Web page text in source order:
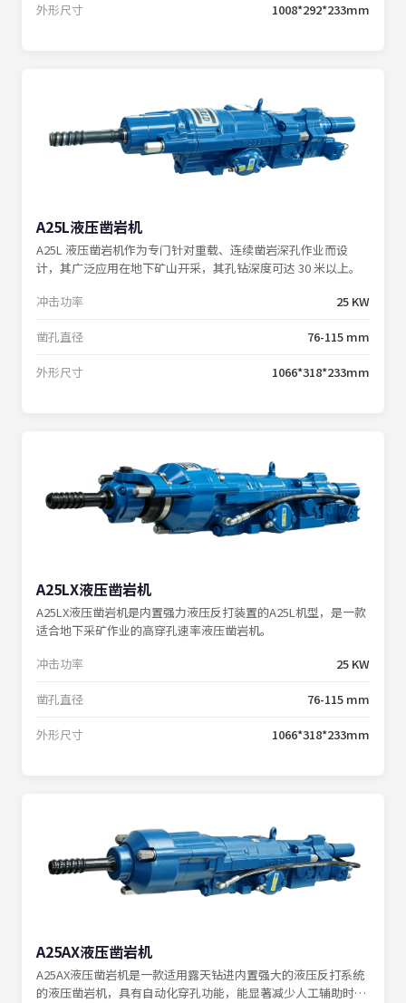
外形尺寸 1008*292*233mm
A25L液压凿岩机
A25L 液压凿岩机作为专门针对重载、连续凿岩深孔作业而设
计，其广泛应用在地下矿山开采，其孔钻深度可达 30 米以上。
冲击功率
25 KW
凿孔直径 76-115 mm
外形尺寸 1066*318*233mm
A25LX液压凿岩机
A25LX液压凿岩机是内置强力液压反打装置的A25L机型，是一款
适合地下采矿作业的高穿孔速率液压凿岩机。
冲击功率
25 KW
凿孔直径 76-115 mm
外形尺寸 1066*318*233mm
A25AX液压凿岩机
A25AX液压凿岩机是一款适用露天钻进内置强大的液压反打系统
的液压凿岩机，具有自动化穿孔功能，能显著减少人工辅助时